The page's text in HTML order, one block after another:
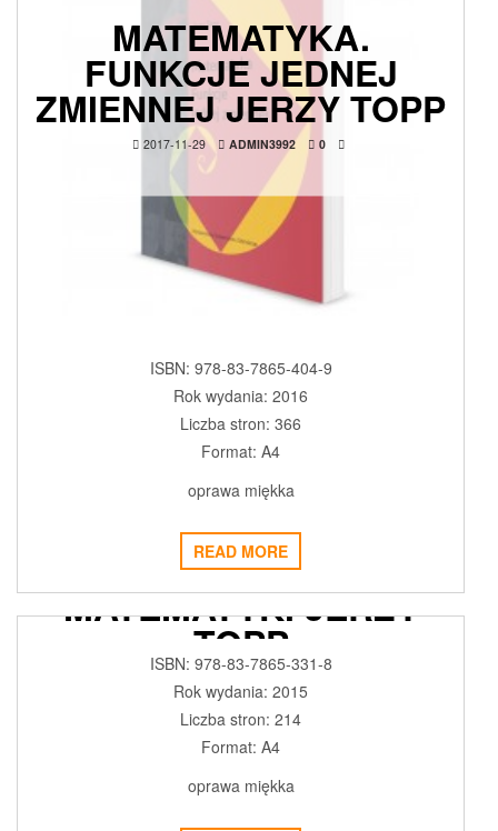
MATEMATYKA.
FUNKCJE JEDNEJ
ZMIENNEJ JERZY TOPP
2017-11-29 ADMIN3992 0
ISBN: 978-83-7865-404-9
Rok wydania: 2016
Liczba stron: 366
Format: A4
oprawa miękka
READ MORE
WSTĘP DO
MATEMATYKI JERZY
TOPP
ISBN: 978-83-7865-331-8
Rok wydania: 2015
Liczba stron: 214
Format: A4
oprawa miękka